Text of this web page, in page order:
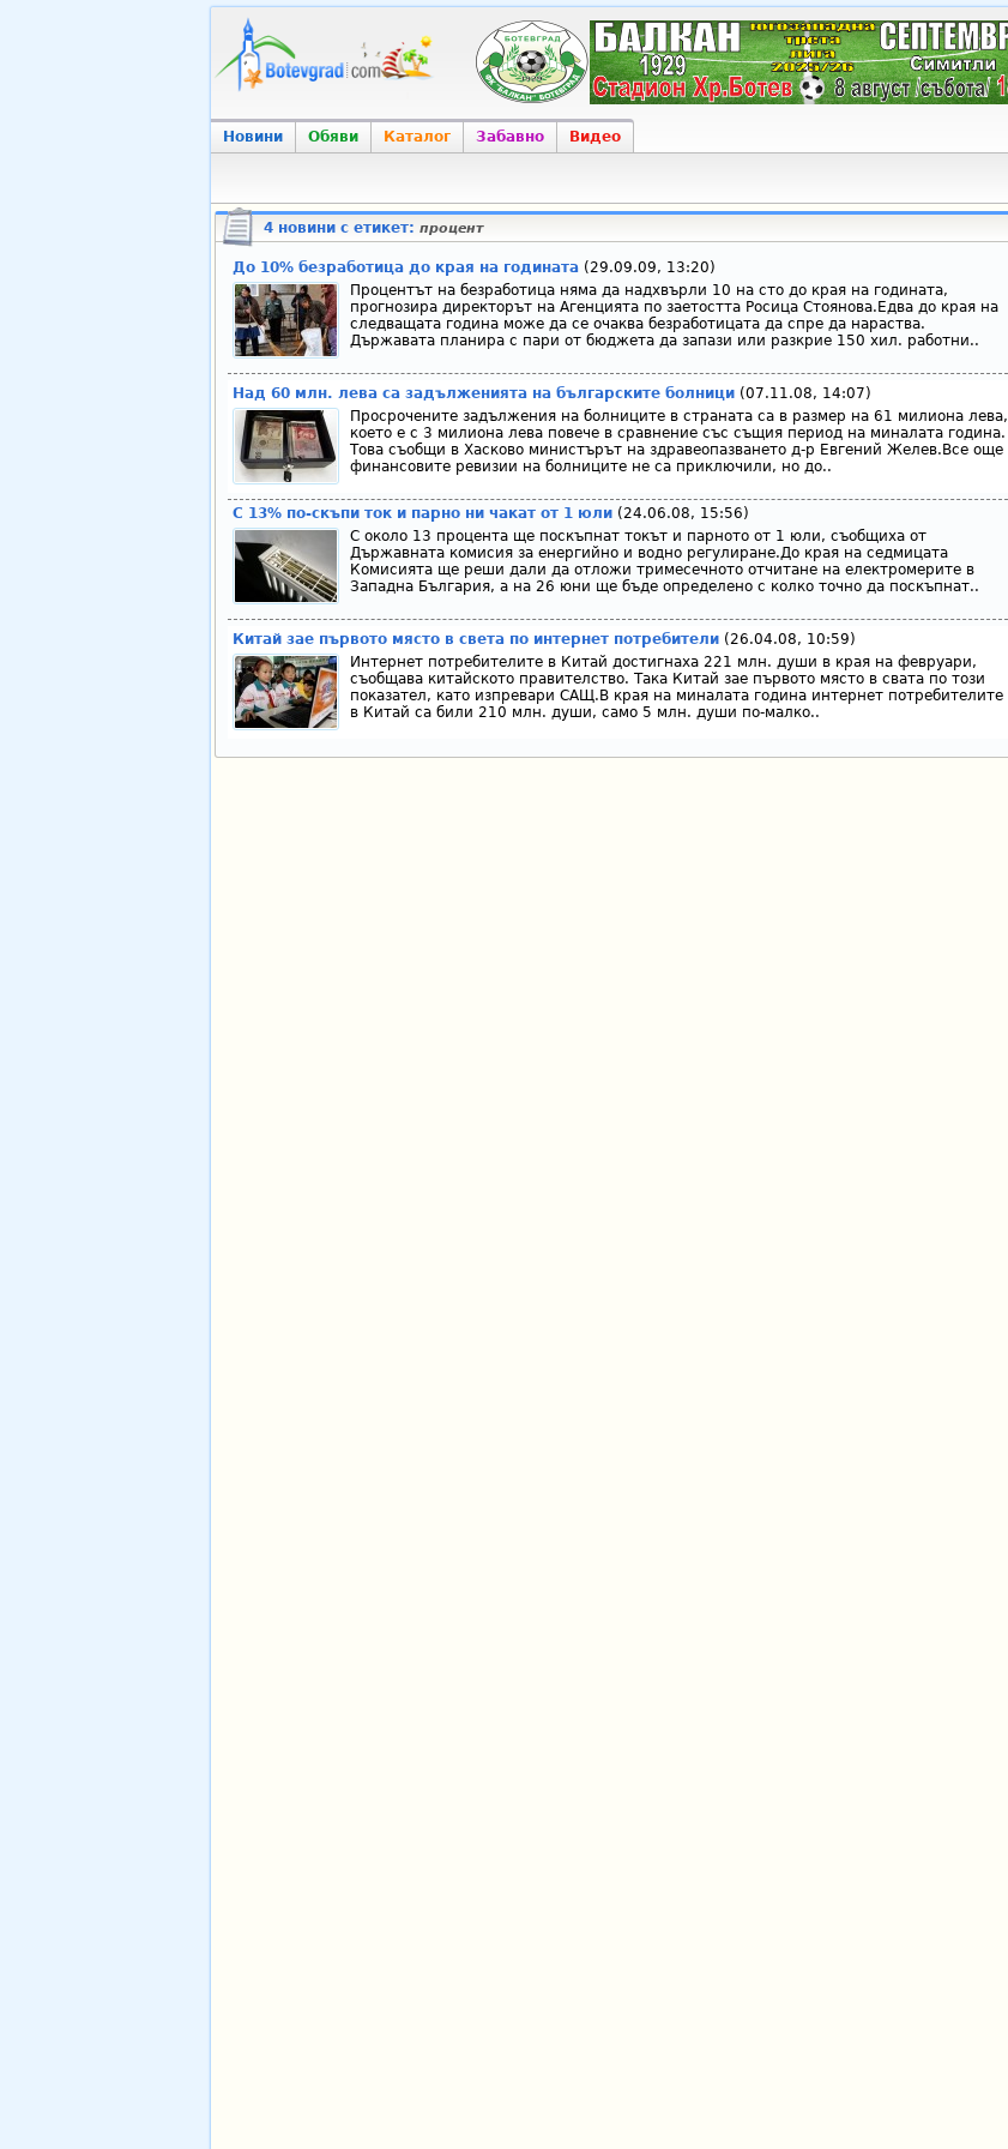
Новини Обяви Каталог Забавно Видео
4 новини с етикет: процент
До 10% безработица до края на годината(29.09.09, 13:20)
Процентът на безработица няма да надхвърли 10 на сто до края на годината,
прогнозира директорът на Агенцията по заетостта Росица Стоянова.Едва до края на
следващата година може да се очаква безработицата да спре да нараства.
Държавата планира с пари от бюджета да запази или разкрие 150 хил. работни..
Над 60 млн. лева са задълженията на българските болници(07.11.08, 14:07)
Просрочените задължения на болниците в страната са в размер на 61 милиона лева,
което е с 3 милиона лева повече в сравнение със същия период на миналата година.
Това съобщи в Хасково министърът на здравеопазването д-р Евгений Желев.Все още
финансовите ревизии на болниците не са приключили, но до..
С 13% по-скъпи ток и парно ни чакат от 1 юли(24.06.08, 15:56)
С около 13 процента ще поскъпнат токът и парното от 1 юли, съобщиха от
Държавната комисия за енергийно и водно регулиране.До края на седмицата
Комисията ще реши дали да отложи тримесечното отчитане на електромерите в
Западна България, а на 26 юни ще бъде определено с колко точно да поскъпнат..
Китай зае първото място в света по интернет потребители(26.04.08, 10:59)
Интернет потребителите в Китай достигнаха 221 млн. души в края на февруари,
съобщава китайското правителство. Така Китай зае първото място в свата по този
показател, като изпревари САЩ.В края на миналата година интернет потребителите
в Китай са били 210 млн. души, само 5 млн. души по-малко..